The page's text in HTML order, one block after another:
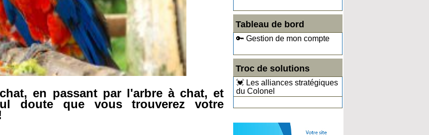
Tableau de bord
🔑 Gestion de mon compte
Troc de solutions
💓 Les alliances stratégiques
du Colonel
en passant par l'arbre à chat, et
doute que vous trouverez votre